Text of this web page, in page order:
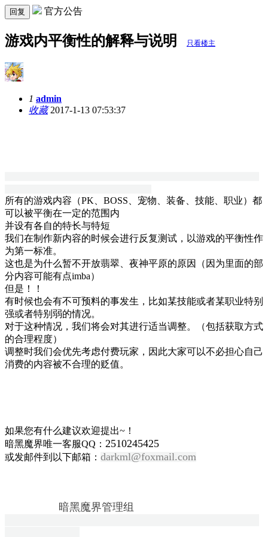
回复 官方公告
游戏内平衡性的解释与说明 只看楼主
1 admin
收藏2017-1-13 07:53:37
所有的游戏内容（PK、BOSS、宠物、装备、技能、职业）都
可以被平衡在一定的范围内
并设有各自的特长与特短
我们在制作新内容的时候会进行反复测试，以游戏的平衡性作
为第一标准。
这也是为什么暂不开放翡翠、夜神平原的原因（因为里面的部
分内容可能有点imba）
但是！！
有时候也会有不可预料的事发生，比如某技能或者某职业特别
强或者特别弱的情况。
对于这种情况，我们将会对其进行适当调整。（包括获取方式
的合理程度）
调整时我们会优先考虑付费玩家，因此大家可以不必担心自己
消费的内容被不合理的贬值。
如果您有什么建议欢迎提出~！
暗黑魔界唯一客服QQ： 2510245425
或发邮件到以下邮箱： darkml@foxmail.com
暗黑魔界管理组